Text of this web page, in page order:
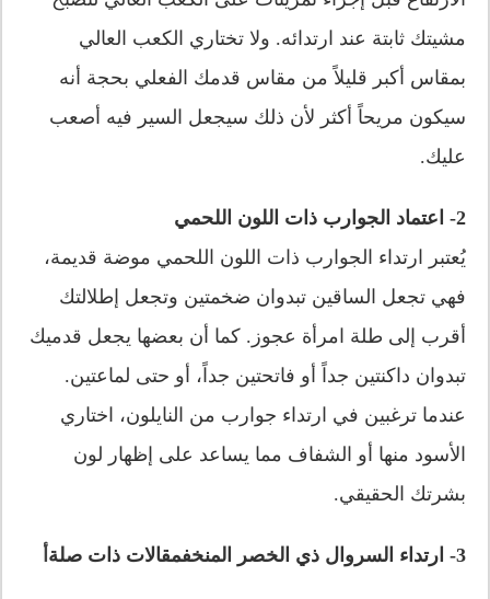
مشيتك ثابتة عند ارتدائه. ولا تختاري الكعب العالي
بمقاس أكبر قليلاً من مقاس قدمك الفعلي بحجة أنه
سيكون مريحاً أكثر لأن ذلك سيجعل السير فيه أصعب
عليك.
2- اعتماد الجوارب ذات اللون اللحمي
يُعتبر ارتداء الجوارب ذات اللون اللحمي موضة قديمة،
فهي تجعل الساقين تبدوان ضخمتين وتجعل إطلالتك
أقرب إلى طلة امرأة عجوز. كما أن بعضها يجعل قدميك
تبدوان داكنتين جداً أو فاتحتين جداً، أو حتى لماعتين.
عندما ترغبين في ارتداء جوارب من النايلون، اختاري
الأسود منها أو الشفاف مما يساعد على إظهار لون
بشرتك الحقيقي.
3- ارتداء السروال ذي الخصر المنخفمقالات ذات صلة أ